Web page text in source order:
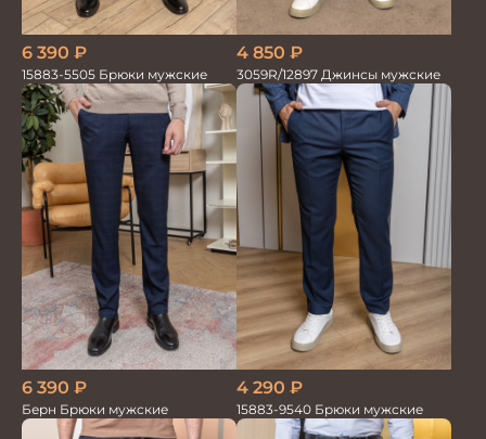
6 390 ₽
15883-5505 Брюки мужские
4 850 ₽
3059R/12897 Джинсы мужские
6 390 ₽
Берн Брюки мужские
4 290 ₽
15883-9540 Брюки мужские